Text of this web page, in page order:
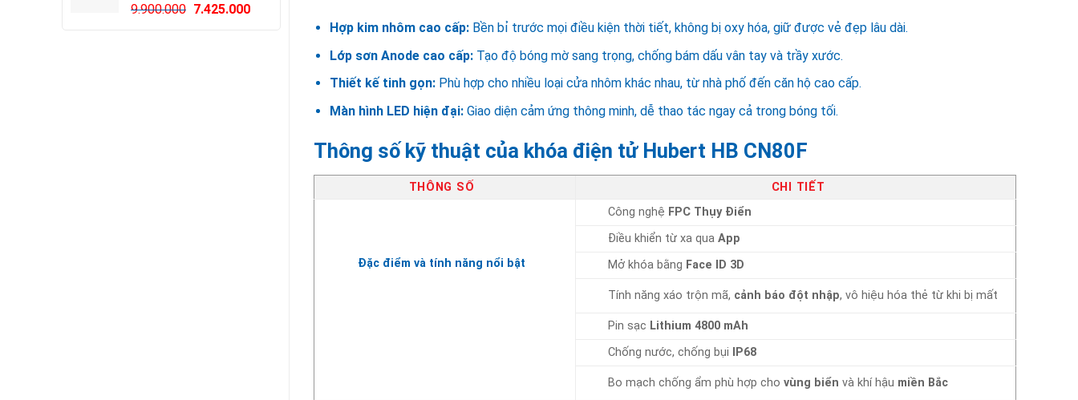
9.900.000 Giá
7.425.000Giá
7.425.000VND.
Hợp kim nhôm cao cấp: Bền bỉ trước mọi điều kiện thời tiết, không bị oxy hóa, giữ được vẻ đẹp lâu dài.
Lớp sơn Anode cao cấp: Tạo độ bóng mờ sang trọng, chống bám dấu vân tay và trầy xước.
Thiết kế tinh gọn: Phù hợp cho nhiều loại cửa nhôm khác nhau, từ nhà phố đến căn hộ cao cấp.
Màn hình LED hiện đại: Giao diện cảm ứng thông minh, dễ thao tác ngay cả trong bóng tối.
Thông số kỹ thuật của khóa điện tử Hubert HB CN80F
THÔNG SỐ CHI TIẾT
Đặc điểm và tính năng nổi bật
Công nghệ FPC Thụy Điển
Điều khiển từ xa qua App
Mở khóa bằng Face ID 3D
Tính năng xáo trộn mã, cảnh báo đột nhập, vô hiệu hóa thẻ từ khi bị mất
Pin sạc Lithium 4800 mAh
Chống nước, chống bụi
IP68
Bo mạch chống ẩm phù hợp cho vùng biển và khí hậu miền Bắc